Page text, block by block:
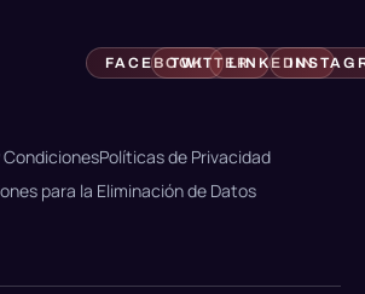
FACEBOOKTWITTERLINKEDIN
CondicionesPolíticas de Privacidad
para la Eliminación de Datos